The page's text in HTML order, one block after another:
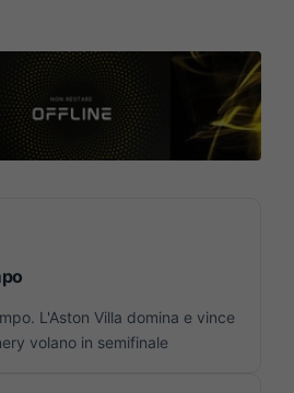
L'Aston Villa domina e vince
volano in semifinale